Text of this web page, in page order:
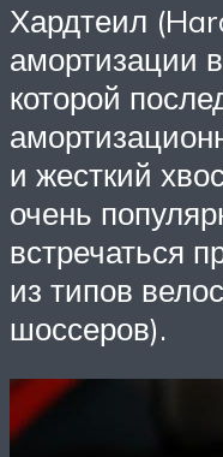
Хардтеил
амортизации
которой
и жесткий
очень
встречаться
из типов
шоссеров).